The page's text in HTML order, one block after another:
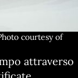
courtesy of
attraverso